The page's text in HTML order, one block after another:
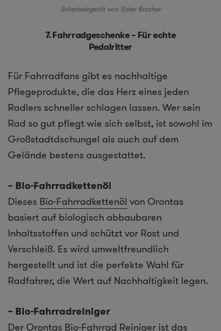
Solarladegerät von Solar Brother
7. Fahrradgeschenke – Für echte
Pedalritter
Für Fahrradfans gibt es nachhaltige
Pflegeprodukte, die das Herz eines jeden
Radlers schneller schlagen lassen. Wer sein
Rad so gut pflegt wie sich selbst, ist sowohl im
Großstadtdschungel als auch auf dem
Gelände bestens ausgestattet.
– Bio-Fahrradkettenöl
Dieses Bio-Fahrradkettenöl von Orontas
basiert auf biologisch abbaubaren
Inhaltsstoffen und schützt vor Rost und
Verschleiß. Es wird umweltfreundlich
hergestellt und ist die perfekte Wahl für
Radfahrer, die Wert auf Nachhaltigkeit legen.
– Bio-Fahrradreiniger
Der Orontas Bio-Fahrrad Reiniger ist das